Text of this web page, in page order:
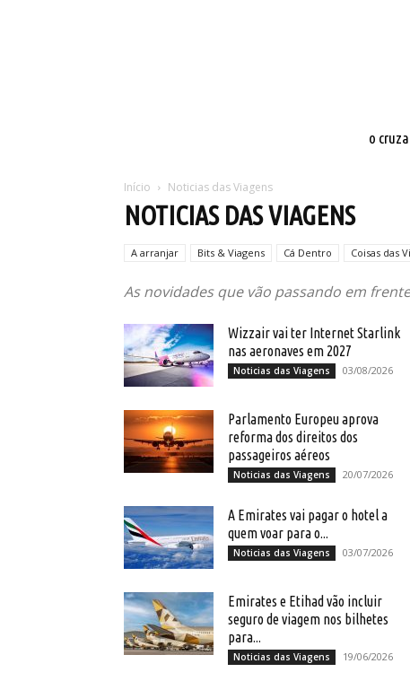
o
Início Noticias das Viagens
NOTICIAS DAS VIAGENS
A arranjar Bits & Viagens Cá Dentro Coisas das
As novidades que vão passando em
Wizzair vai ter Internet Starlink
nas aeronaves em 2027
Noticias das Viagens 03/08/2026
Parlamento Europeu aprova
reforma dos direitos dos
passageiros aéreos
Noticias das Viagens 20/07/2026
A Emirates vai pagar o hotel a
quem voar para o...
Noticias das Viagens 03/07/2026
Emirates e Etihad vão incluir
seguro de viagem nos bilhetes
para...
Noticias das Viagens 19/06/2026